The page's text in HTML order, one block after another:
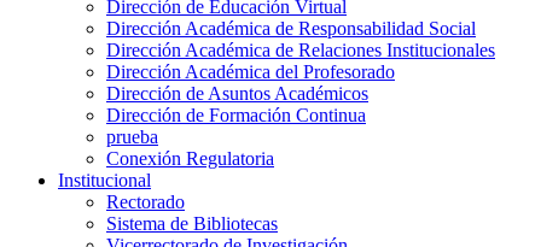
Dirección de Educación Virtual
Dirección Académica de Responsabilidad Social
Dirección Académica de Relaciones Institucionales
Dirección Académica del Profesorado
Dirección de Asuntos Académicos
Dirección de Formación Continua
prueba
Conexión Regulatoria
Institucional
Rectorado
Sistema de Bibliotecas